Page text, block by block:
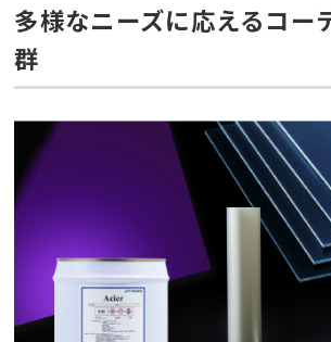
多様なニーズに応えるコー
群